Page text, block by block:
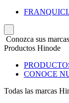
Conozca sus
Productos Hinode
CONOCE
Todas las marcas